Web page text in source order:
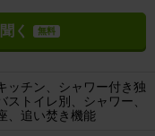
く 無料
ッチン、シャワー付き独
トイレ別、シャワー、
、追い焚き機能